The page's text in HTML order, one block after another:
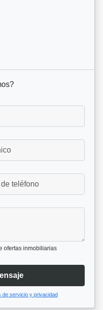
ofertas inmobiliarias
de servicio y privacidad